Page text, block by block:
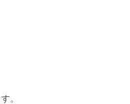
。